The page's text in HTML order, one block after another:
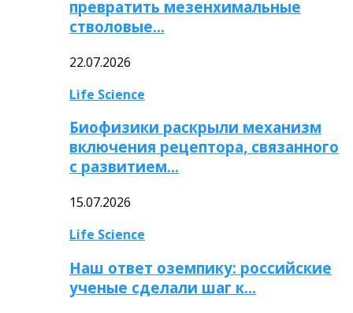
превратить мезенхимальные
стволовые…
22.07.2026
Life Science
Биофизики раскрыли механизм
включения рецептора, связанного
с развитием…
15.07.2026
Life Science
Наш ответ оземпику: российские
ученые сделали шаг к…